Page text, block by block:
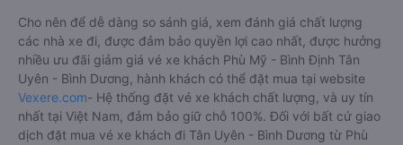
Cho nên để dễ dàng so sánh giá, xem đánh giá chất lượng
các nhà xe đi, được đảm bảo quyền lợi cao nhất, được hưởng
nhiều ưu đãi giảm giá vé xe khách Phù Mỹ - Bình Định Tân
Uyên - Bình Dương, hành khách có thể đặt mua tại website
Vexere.com- Hệ thống đặt vé xe khách chất lượng, và uy tín
nhất tại Việt Nam, đảm bảo giữ chỗ 100%. Đối với bất cứ giao
dịch đặt mua vé xe khách đi Tân Uyên - Bình Dương từ Phù